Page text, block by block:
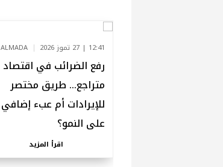
12:41 | 27 تموز 2026 ALMADA
رفع الضرائب في اقتصاد
متراجع… طريق مختصر
للإيرادات أم عبء إضافي
على النمو؟
اقرأ المزيد